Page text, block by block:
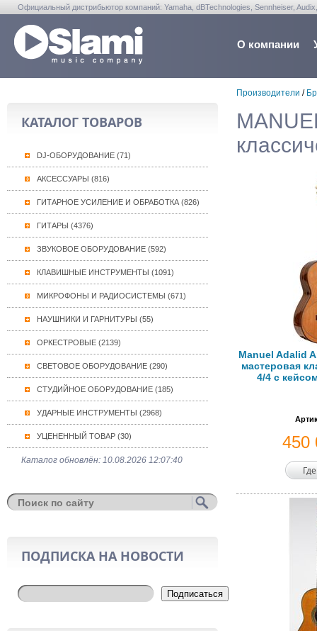
Официальный дистрибьютор компаний: Yamaha, dBTechnologies, Sennheiser,
О компании
КАТАЛОГ ТОВАРОВ
DJ-ОБОРУДОВАНИЕ (71)
АКСЕССУАРЫ (816)
ГИТАРНОЕ УСИЛЕНИЕ И ОБРАБОТКА (826)
ГИТАРЫ (4376)
ЗВУКОВОЕ ОБОРУДОВАНИЕ (592)
КЛАВИШНЫЕ ИНСТРУМЕНТЫ (1091)
МИКРОФОНЫ И РАДИОСИСТЕМЫ (671)
НАУШНИКИ И ГАРНИТУРЫ (55)
ОРКЕСТРОВЫЕ (2139)
СВЕТОВОЕ ОБОРУДОВАНИЕ (290)
СТУДИЙНОЕ ОБОРУДОВАНИЕ (185)
УДАРНЫЕ ИНСТРУМЕНТЫ (2968)
УЦЕНЕННЫЙ ТОВАР (30)
Каталог обновлён: 10.08.2026 12:07:40
ПОДПИСКА НА НОВОСТИ
Подписаться
Производители /
Manuel Adalid
мастеровая
4/4 с
450